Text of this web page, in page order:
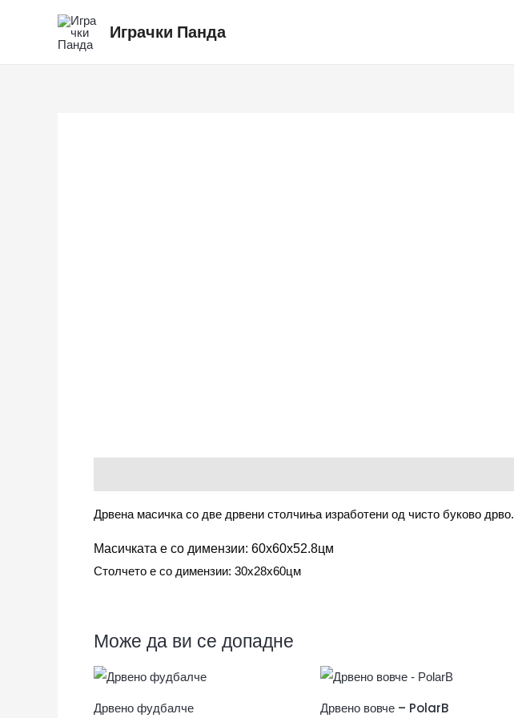
Играчки Панда
Дрвена масичка со две дрвени столчиња изработени од чисто буково дрво.
Масичката е со димензии: 60х60х52.8цм
Столчето е со димензии: 30х28х60цм
Може да ви се допадне
Дрвено фудбалче Дрвено вовче – PolarB